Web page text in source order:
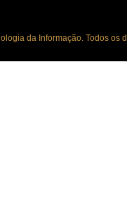
da Informação. Todos os